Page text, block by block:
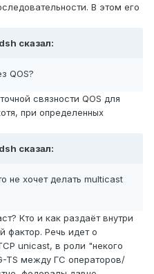
В этом его
сказал:
QOS?
связности QOS для
при определенных
сказал:
не хочет делать multicast
Кто и как раздаёт внутри
фактор. Речь идет о
unicast, в роли "некого
TS между ГС операторов/